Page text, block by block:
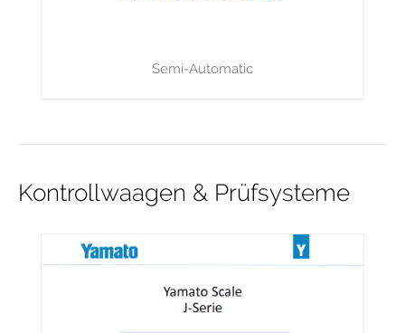
Semi-Automatic
Kontrollwaagen & Prüfsysteme